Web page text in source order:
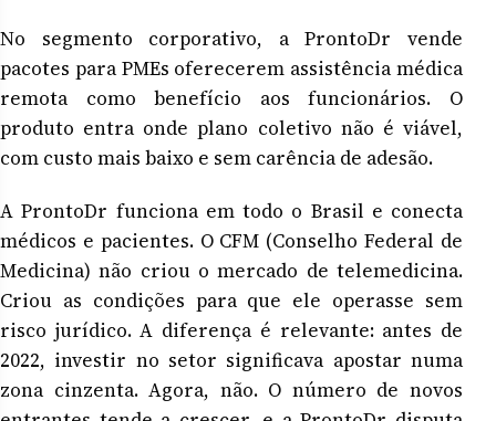
No segmento corporativo, a ProntoDr vende
pacotes para PMEs oferecerem assistência médica
remota como benefício aos funcionários. O
produto entra onde plano coletivo não é viável,
com custo mais baixo e sem carência de adesão.
A ProntoDr funciona em todo o Brasil e conecta
médicos e pacientes. O CFM (Conselho Federal de
Medicina) não criou o mercado de telemedicina.
Criou as condições para que ele operasse sem
risco jurídico. A diferença é relevante: antes de
2022, investir no setor significava apostar numa
zona cinzenta. Agora, não. O número de novos